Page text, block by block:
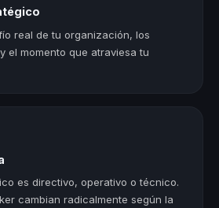
real de tu organización, los
el momento que atraviesa tu
es directivo, operativo o técnico.
cambian radicalmente según la